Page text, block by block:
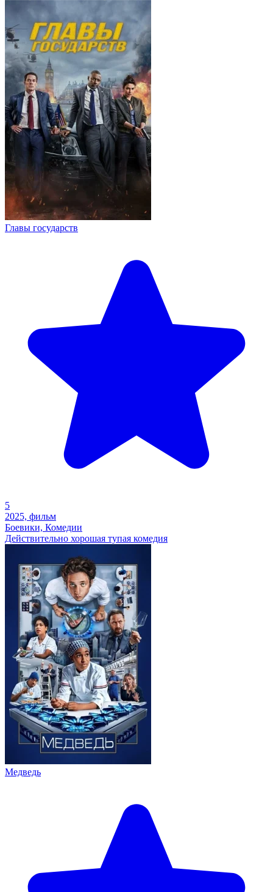
Главы государств
5
2025, фильм
Боевики, Комедии
Действительно хорошая тупая комедия
Медведь